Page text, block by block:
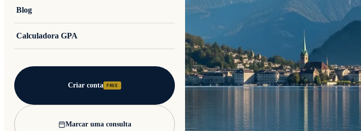
Blog
Calculadora GPA
Criar conta FREE
Marcar uma consulta